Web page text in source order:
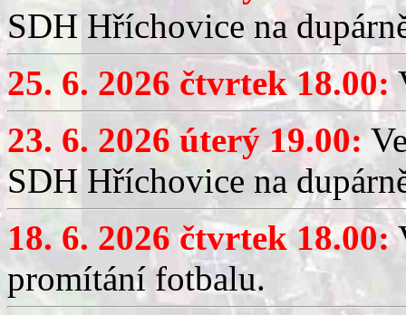
SDH Hříchovice na
25. 6. 2026 čtvrtek 18.00:
23. 6. 2026 úterý 19.00:
SDH Hříchovice na
18. 6. 2026 čtvrtek 18.00:
promítání fotbalu.